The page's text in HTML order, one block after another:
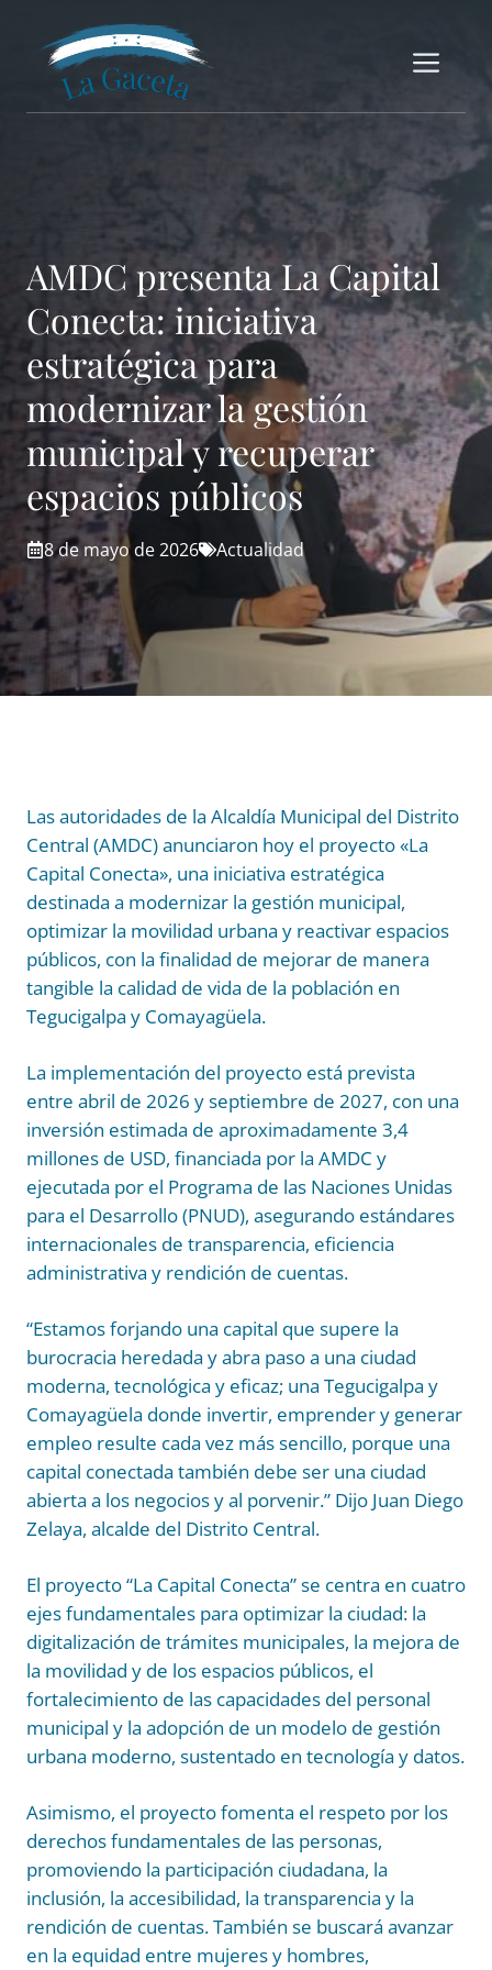
contenido
AMDC presenta La Capital
Conecta: iniciativa
estratégica para
modernizar la gestión
municipal y recuperar
espacios públicos
8 de mayo de 2026 Actualidad
Las autoridades de la Alcaldía Municipal del Distrito
Central (AMDC) anunciaron hoy el proyecto «La
Capital Conecta», una iniciativa estratégica
destinada a modernizar la gestión municipal,
optimizar la movilidad urbana y reactivar espacios
públicos, con la finalidad de mejorar de manera
tangible la calidad de vida de la población en
Tegucigalpa y Comayagüela.
La implementación del proyecto está prevista
entre abril de 2026 y septiembre de 2027, con una
inversión estimada de aproximadamente 3,4
millones de USD, financiada por la AMDC y
ejecutada por el Programa de las Naciones Unidas
para el Desarrollo (PNUD), asegurando estándares
internacionales de transparencia, eficiencia
administrativa y rendición de cuentas.
“Estamos forjando una capital que supere la
burocracia heredada y abra paso a una ciudad
moderna, tecnológica y eficaz; una Tegucigalpa y
Comayagüela donde invertir, emprender y generar
empleo resulte cada vez más sencillo, porque una
capital conectada también debe ser una ciudad
abierta a los negocios y al porvenir.” Dijo Juan Diego
Zelaya, alcalde del Distrito Central.
El proyecto “La Capital Conecta” se centra en cuatro
ejes fundamentales para optimizar la ciudad: la
digitalización de trámites municipales, la mejora de
la movilidad y de los espacios públicos, el
fortalecimiento de las capacidades del personal
municipal y la adopción de un modelo de gestión
urbana moderno, sustentado en tecnología y datos.
Asimismo, el proyecto fomenta el respeto por los
derechos fundamentales de las personas,
promoviendo la participación ciudadana, la
inclusión, la accesibilidad, la transparencia y la
rendición de cuentas. También se buscará avanzar
en la equidad entre mujeres y hombres,